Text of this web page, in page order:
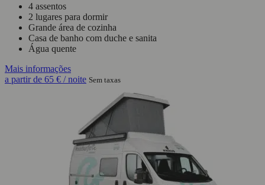
4 assentos
2 lugares para dormir
Grande área de cozinha
Casa de banho com duche e sanita
Água quente
Mais informações
a partir de 65 € / noite Sem taxas